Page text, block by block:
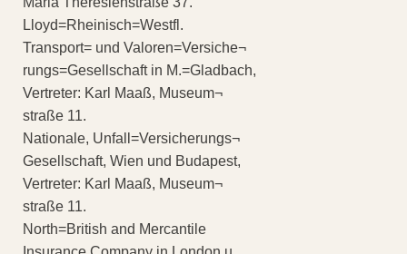
Lloyd=Rheinisch=Westfl.
Transport= und Valoren=Versiche¬
rungs=Gesellschaft in M.=Gladbach,
Vertreter: Karl Maaß, Museum¬
straße 11.
Nationale, Unfall=Versicherungs¬
Gesellschaft, Wien und Budapest,
Vertreter: Karl Maaß, Museum¬
straße 11.
North=British and Mercantile